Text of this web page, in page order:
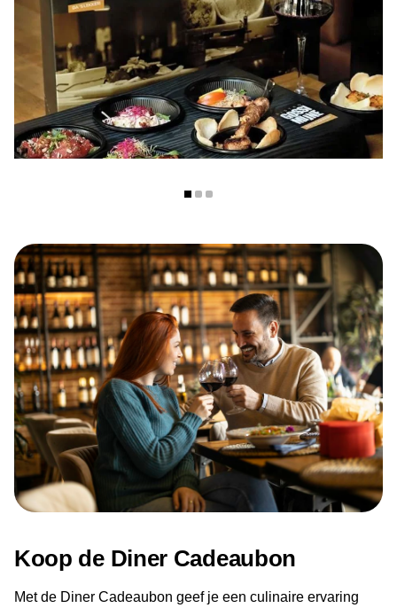
Koop de Diner Cadeaubon
Met de Diner Cadeaubon geef je een culinaire ervaring